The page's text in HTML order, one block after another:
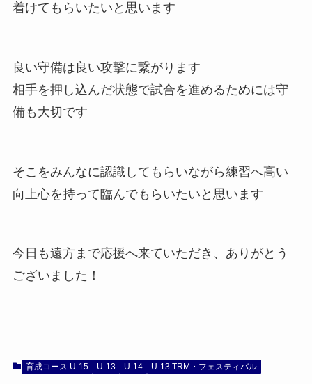
着けてもらいたいと思います
良い守備は良い攻撃に繋がります
相手を押し込んだ状態で試合を進めるためには守
備も大切です
そこをみんなに認識してもらいながら練習へ高い
向上心を持って臨んでもらいたいと思います
今日も遠方まで応援へ来ていただき、ありがとう
ございました！
育成コース U-15 U-13 U-14 U-13 TRM・フェスティバル